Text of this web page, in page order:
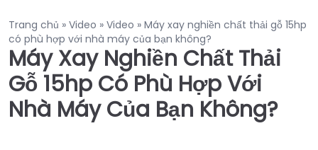
Trang chủ » Video » Video » Máy xay nghiền chất thải gỗ 15hp
có phù hợp với nhà máy của bạn không?
Máy Xay Nghiền Chất Thải
Gỗ 15hp Có Phù Hợp Với
Nhà Máy Của Bạn Không?